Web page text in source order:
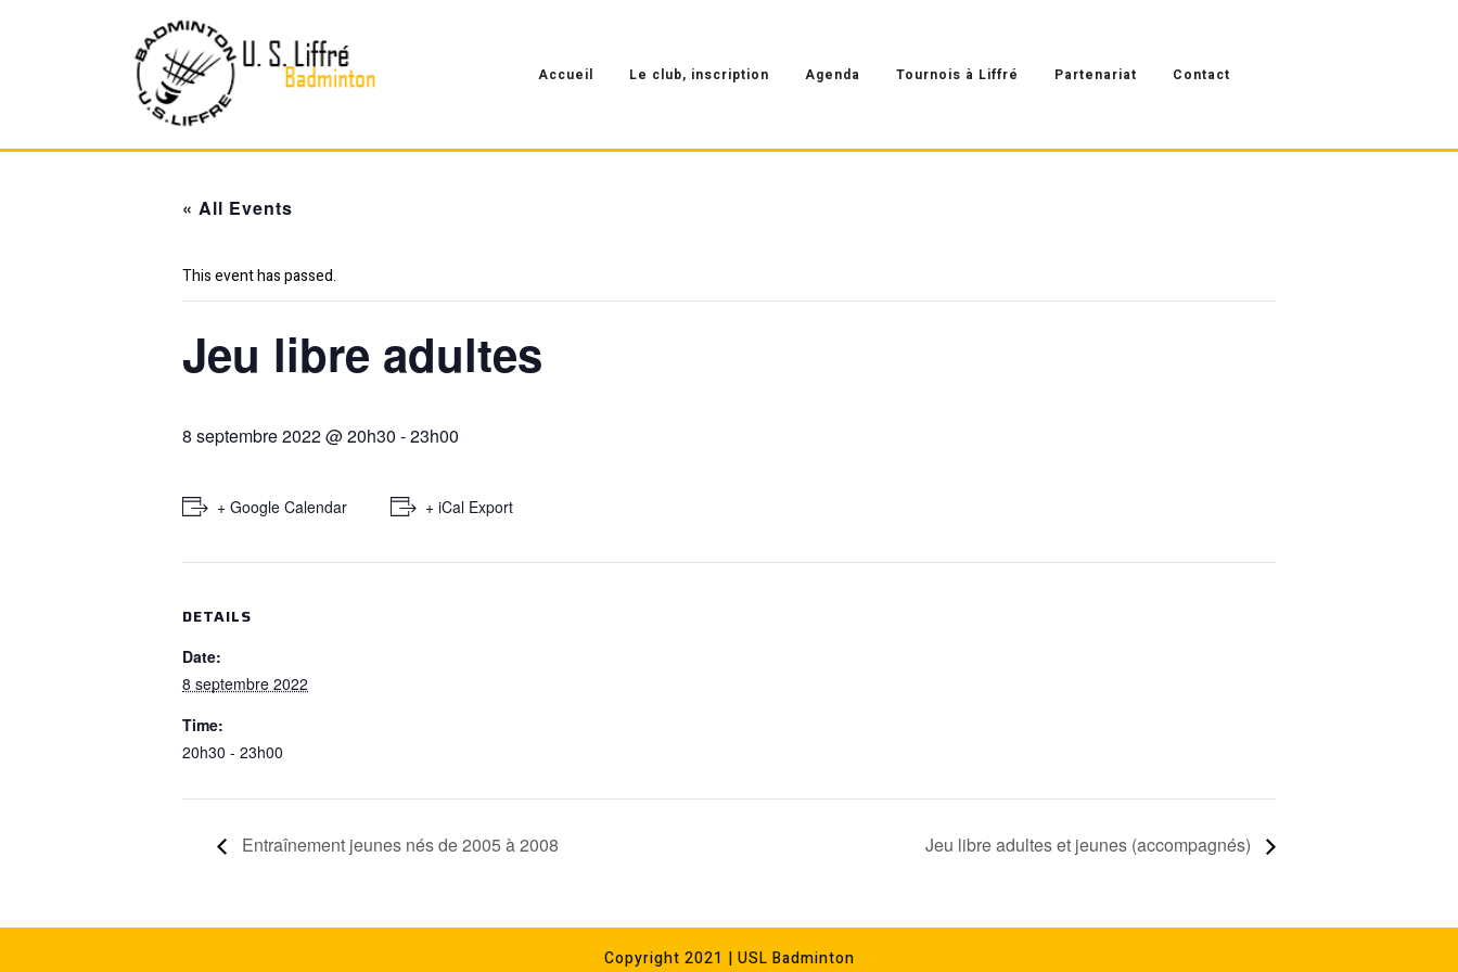
Accueil Le club, inscription Agenda Tournois à Liffré Partenariat Contact
« All Events
This event has passed.
Jeu libre adultes
8 septembre 2022 @ 20h30 -23h00
+ Google Calendar + iCal Export
DETAILS
Date:
8 septembre 2022
Time:
20h30 - 23h00
Entraînement jeunes nés de 2005 à 2008 Jeu libre adultes et jeunes (accompagnés)
Copyright 2021 | USL Badminton